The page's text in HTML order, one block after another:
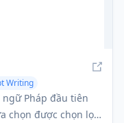
Writing
Pháp đầu tiên
chọn được chọn lọc